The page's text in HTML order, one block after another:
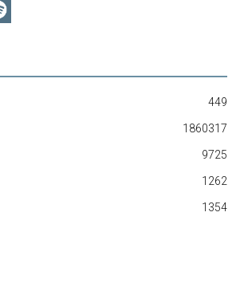
449
1860317
9725
1262
1354